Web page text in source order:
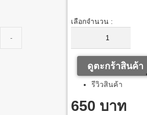
เลือกจำนวน :
ดูตะกร้าสินค้า
รีวิวสินค้า
650 บาท